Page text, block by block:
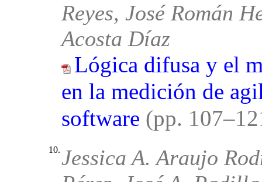
Reyes, José Román
Acosta Díaz
Lógica difusa y el
en la medición de
software (pp.
10.Jessica A. Araujo